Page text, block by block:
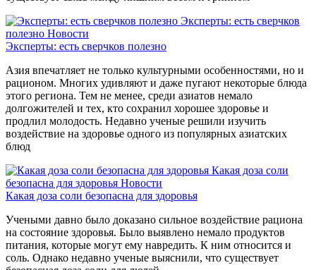
Эксперты: есть сверчков
полезно Новости
Эксперты: есть сверчков полезно
Азия впечатляет не только культурными особенностями, но и
рационом. Многих удивляют и даже пугают некоторые блюда
этого региона. Тем не менее, среди азиатов немало
долгожителей и тех, кто сохранил хорошее здоровье и
продлил молодость. Недавно ученые решили изучить
воздействие на здоровье одного из популярных азиатских
блюд
Какая доза соли
безопасна для здоровья Новости
Какая доза соли безопасна для здоровья
Учеными давно было доказано сильное воздействие рациона
на состояние здоровья. Было выявлено немало продуктов
питания, которые могут ему навредить. К ним относится и
соль. Однако недавно ученые выяснили, что существует